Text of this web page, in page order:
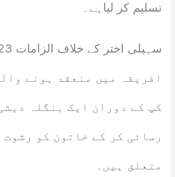
تسلیم کر لیاہے۔
افریقہ میں منعقد ہونے
کپ کے دوران ایک بنگلہ
رسائی کر کے خاتون کو
متعلق ہیں۔